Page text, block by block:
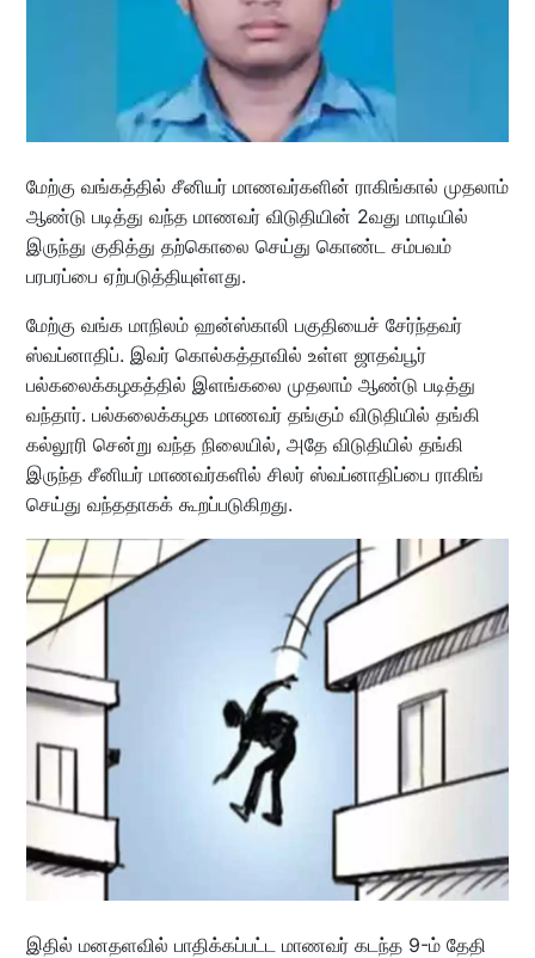
மேற்கு வங்கத்தில் சீனியர் மாணவர்களின் ராகிங்கால் முதலாம்
ஆண்டு படித்து வந்த மாணவர் விடுதியின் 2வது மாடியில்
இருந்து குதித்து தற்கொலை செய்து கொண்ட சம்பவம்
பரபரப்பை ஏற்படுத்தியுள்ளது.
மேற்கு வங்க மாநிலம் ஹன்ஸ்காலி பகுதியைச் சேர்ந்தவர்
ஸ்வப்னாதிப். இவர் கொல்கத்தாவில் உள்ள ஜாதவ்பூர்
பல்கலைக்கழகத்தில் இளங்கலை முதலாம் ஆண்டு படித்து
வந்தார். பல்கலைக்கழக மாணவர் தங்கும் விடுதியில் தங்கி
கல்லூரி சென்று வந்த நிலையில், அதே விடுதியில் தங்கி
இருந்த சீனியர் மாணவர்களில் சிலர் ஸ்வப்னாதிப்பை ராகிங்
செய்து வந்ததாகக் கூறப்படுகிறது.
இதில் மனதளவில் பாதிக்கப்பட்ட மாணவர் கடந்த 9-ம் தேதி